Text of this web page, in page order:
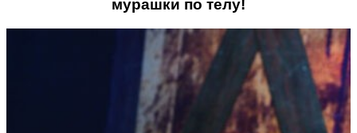
мурашки по телу!